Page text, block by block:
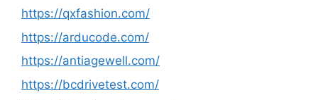
https://qxfashion.com/
https://arducode.com/
https://antiagewell.com/
https://bcdrivetest.com/